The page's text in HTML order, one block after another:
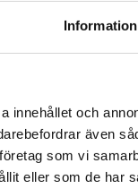
Information
innehållet och
även
som vi
eller som de har
( Fjärrstyrd